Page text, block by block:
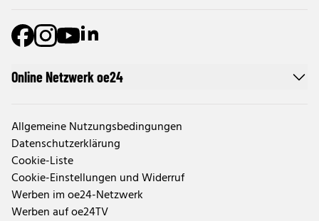
Online Netzwerk oe24
Allgemeine Nutzungsbedingungen
Datenschutzerklärung
Cookie-Liste
Cookie-Einstellungen und Widerruf
Werben im oe24-Netzwerk
Werben auf oe24TV